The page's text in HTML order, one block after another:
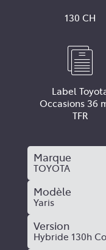
130 CH
Label
Occasions 36
TFR
Marque
TOYOTA
Modèle
Yaris
Version
Hybride 130h